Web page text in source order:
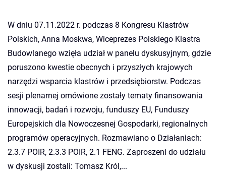
W dniu 07.11.2022 r. podczas 8 Kongresu Klastrów
Polskich, Anna Moskwa, Wiceprezes Polskiego Klastra
Budowlanego wzięła udział w panelu dyskusyjnym, gdzie
poruszono kwestie obecnych i przyszłych krajowych
narzędzi wsparcia klastrów i przedsiębiorstw. Podczas
sesji plenarnej omówione zostały tematy finansowania
innowacji, badań i rozwoju, funduszy EU, Funduszy
Europejskich dla Nowoczesnej Gospodarki, regionalnych
programów operacyjnych. Rozmawiano o Działaniach:
2.3.7 POIR, 2.3.3 POIR, 2.1 FENG. Zaproszeni do udziału
w dyskusji zostali: Tomasz Król,...